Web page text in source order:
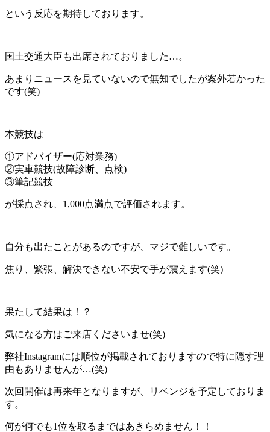
という反応を期待しております。
国土交通大臣も出席されておりました…。
あまりニュースを見ていないので無知でしたが案外若かった
です(笑)
本競技は
①アドバイザー(応対業務)
②実車競技(故障診断、点検)
③筆記競技
が採点され、1,000点満点で評価されます。
自分も出たことがあるのですが、マジで難しいです。
焦り、緊張、解決できない不安で手が震えます(笑)
果たして結果は！？
気になる方はご来店くださいませ(笑)
弊社Instagramには順位が掲載されておりますので特に隠す理
由もありませんが…(笑)
次回開催は再来年となりますが、リベンジを予定しておりま
す。
何が何でも1位を取るまではあきらめません！！